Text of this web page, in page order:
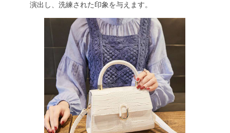
演出し、洗練された印象を与えます。